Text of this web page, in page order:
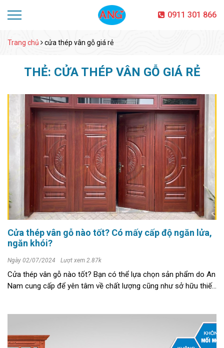
0911 301 866
Trang chủ cửa thép vân gỗ giá rẻ
THẺ: CỬA THÉP VÂN GỖ GIÁ RẺ
Cửa thép vân gỗ nào tốt? Có mấy cấp độ ngăn lửa,
ngăn khói?
Ngày 02/07/2024 Lượt xem 2.87k
Cửa thép vân gỗ nào tốt? Bạn có thể lựa chọn sản phẩm do An
Nam cung cấp để yên tâm về chất lượng cũng như sở hữu thiết